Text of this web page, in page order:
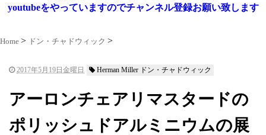
youtubeをやっていますのでチャンネル登録お願い致します
Home ドン・チャドウィック
2017年5月19日金曜日 Herman Miller ドン・チャドウィック
アーロンチェアリマスタードの
ポリッシュドアルミニウムの展